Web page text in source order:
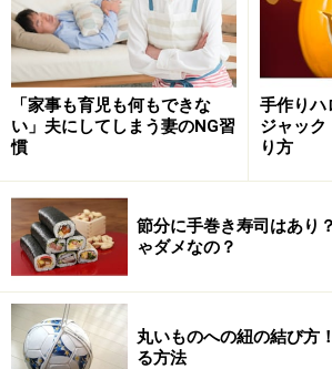
なる。そのことに感謝。
仕事に対しては感謝の気持ちがある
の感謝の気持ちが薄いと仕事時間と
も崩れていきます。逆に家族のことば
「家事も育児も何もできな
い」夫にしてしまう妻のNG習
慣
手作りハ
ジャック
り方
節分に手巻き寿司はあり
ゃダメなの？
丸いものへの紐の結び方
る方法